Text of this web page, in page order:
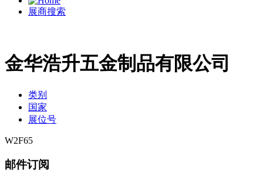
展商搜索
金华浩升五金制品有限公司
类别
国家
展位号
W2F65
邮件订阅